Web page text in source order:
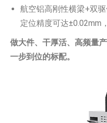
航空铝高刚性横梁+双
定位精度可达±0.02mm
做大件、干厚活、高频量
一步到位的标配。